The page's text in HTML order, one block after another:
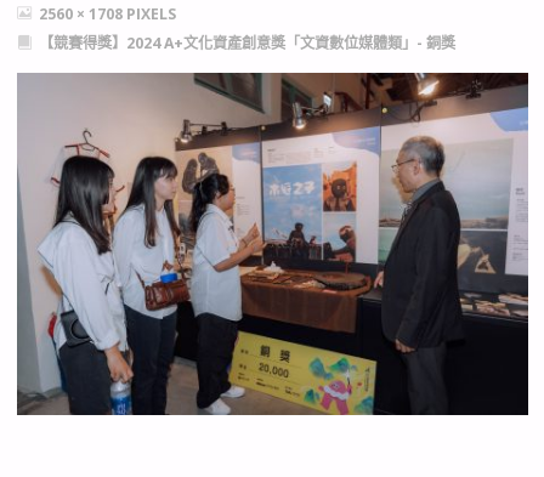
FULL
SIZE
2560 × 1708 PIXELS
【競賽得獎】2024 A+文化資產創意獎「文資數位媒體類」- 銅獎